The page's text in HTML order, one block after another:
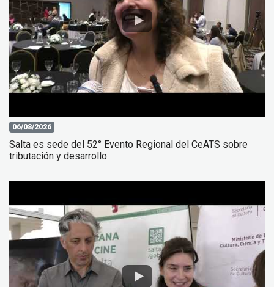
06/08/2026
Salta es sede del 52° Evento Regional del CeATS sobre
tributación y desarrollo